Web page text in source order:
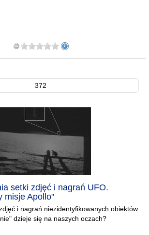
372
setki zdjęć i nagrań UFO.
misje Apollo"
i nagrań niezidentyfikowanych obiektów
dzieje się na naszych oczach?